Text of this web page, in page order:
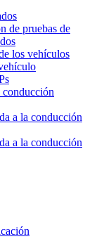
de pruebas de
los vehículos
conducción
a la conducción
a la conducción